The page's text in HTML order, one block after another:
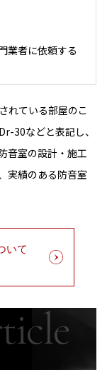
業者に依頼する
れている部屋のこ
30などと表記し、
音室の設計・施工
実績のある防音室
いて